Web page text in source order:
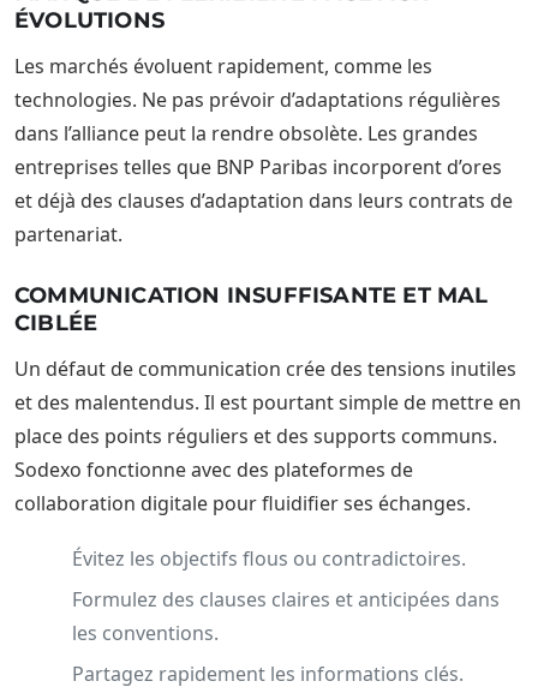
ÉVOLUTIONS
Les marchés évoluent rapidement, comme les
technologies. Ne pas prévoir d’adaptations régulières
dans l’alliance peut la rendre obsolète. Les grandes
entreprises telles que BNP Paribas incorporent d’ores
et déjà des clauses d’adaptation dans leurs contrats de
partenariat.
COMMUNICATION INSUFFISANTE ET MAL
CIBLÉE
Un défaut de communication crée des tensions inutiles
et des malentendus. Il est pourtant simple de mettre en
place des points réguliers et des supports communs.
Sodexo fonctionne avec des plateformes de
collaboration digitale pour fluidifier ses échanges.
Évitez les objectifs flous ou contradictoires.
Formulez des clauses claires et anticipées dans
les conventions.
Partagez rapidement les informations clés.